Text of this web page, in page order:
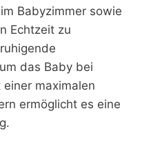
Babyzimmer sowie
Echtzeit zu
das Baby bei
maximalen
ermöglicht es eine